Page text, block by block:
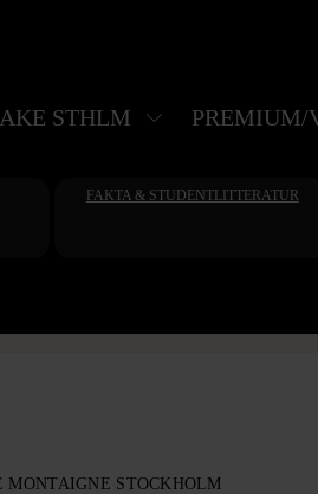
STHLM PREMIUM/
FAKTA & STUDENTLITTERATUR
MONTAIGNE STOCKHOLM